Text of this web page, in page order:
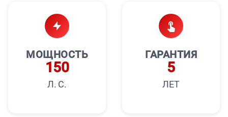
МОЩНОСТЬ
150
Л. С.
ГАРАНТИЯ
5
ЛЕТ